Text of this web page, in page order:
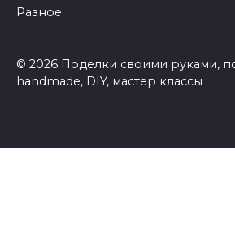
Разное
© 2026 Поделки своими руками,
handmade, DIY, мастер классы